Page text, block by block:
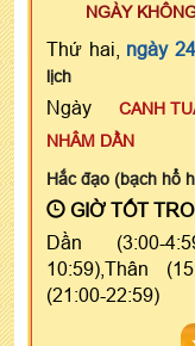
NGÀY
Thứ hai, ngày
lịch
NgàyCANH
NHÂM DẦN
Hắc đạo (bạch hổ
GIỜ TỐT
Dần (3:00-
10:59),Thân
(21:00-22:59)